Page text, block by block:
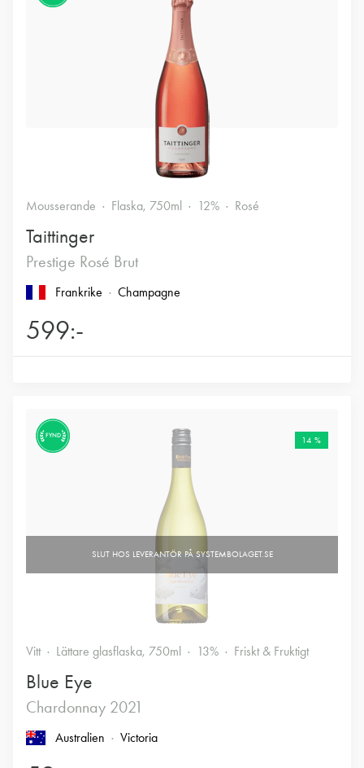
Mousserande Flaska, 750ml 12% Rosé
Taittinger
Prestige Rosé Brut
Frankrike Champagne
599:-
FYND 14 %
Vitt Lättare glasflaska, 750ml 13% Friskt & Fruktigt
Blue Eye
Chardonnay 2021
Australien Victoria